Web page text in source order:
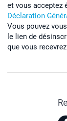
et vous acceptez
Déclaration
Vous pouvez
le lien de
que vous